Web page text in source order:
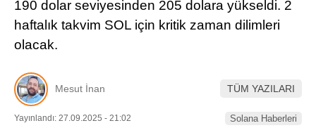
LinkedIn
190 dolar seviyesinden 205 dolara yükseldi. 2
haftalık takvim SOL için kritik zaman dilimleri
olacak.
Mesut İnan TÜM YAZILARI
Yayınlandı: 27.09.2025 - 21:02 Solana Haberleri